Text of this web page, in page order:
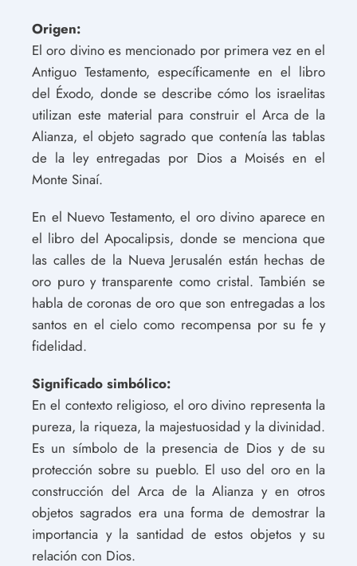
Origen:
El oro divino es mencionado por primera vez en el
Antiguo Testamento, específicamente en el libro
del Éxodo, donde se describe cómo los israelitas
utilizan este material para construir el Arca de la
Alianza, el objeto sagrado que contenía las tablas
de la ley entregadas por Dios a Moisés en el
Monte Sinaí.
En el Nuevo Testamento, el oro divino aparece en
el libro del Apocalipsis, donde se menciona que
las calles de la Nueva Jerusalén están hechas de
oro puro y transparente como cristal. También se
habla de coronas de oro que son entregadas a los
santos en el cielo como recompensa por su fe y
fidelidad.
Significado simbólico:
En el contexto religioso, el oro divino representa la
pureza, la riqueza, la majestuosidad y la divinidad.
Es un símbolo de la presencia de Dios y de su
protección sobre su pueblo. El uso del oro en la
construcción del Arca de la Alianza y en otros
objetos sagrados era una forma de demostrar la
importancia y la santidad de estos objetos y su
relación con Dios.